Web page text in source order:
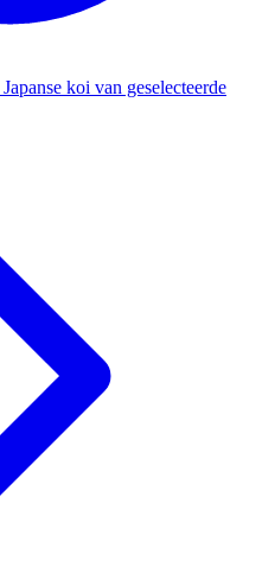
Japanse koi van geselecteerde